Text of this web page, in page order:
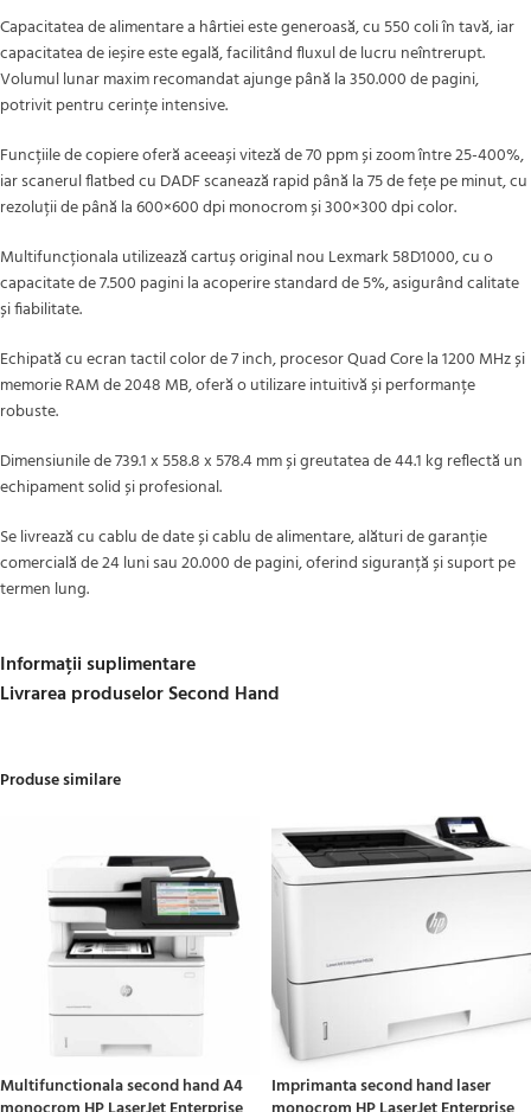
Capacitatea de alimentare a hârtiei este generoasă, cu 550 coli în tavă, iar
capacitatea de ieșire este egală, facilitând fluxul de lucru neîntrerupt.
Volumul lunar maxim recomandat ajunge până la 350.000 de pagini,
potrivit pentru cerințe intensive.
Funcțiile de copiere oferă aceeași viteză de 70 ppm și zoom între 25-400%,
iar scanerul flatbed cu DADF scanează rapid până la 75 de fețe pe minut, cu
rezoluții de până la 600×600 dpi monocrom și 300×300 dpi color.
Multifuncționala utilizează cartuș original nou Lexmark 58D1000, cu o
capacitate de 7.500 pagini la acoperire standard de 5%, asigurând calitate
și fiabilitate.
Echipată cu ecran tactil color de 7 inch, procesor Quad Core la 1200 MHz și
memorie RAM de 2048 MB, oferă o utilizare intuitivă și performanțe
robuste.
Dimensiunile de 739.1 x 558.8 x 578.4 mm și greutatea de 44.1 kg reflectă un
echipament solid și profesional.
Se livrează cu cablu de date și cablu de alimentare, alături de garanție
comercială de 24 luni sau 20.000 de pagini, oferind siguranță și suport pe
termen lung.
Informații suplimentare
Livrarea produselor Second Hand
Produse similare
Multifunctionala second hand A4
Imprimanta second hand laser